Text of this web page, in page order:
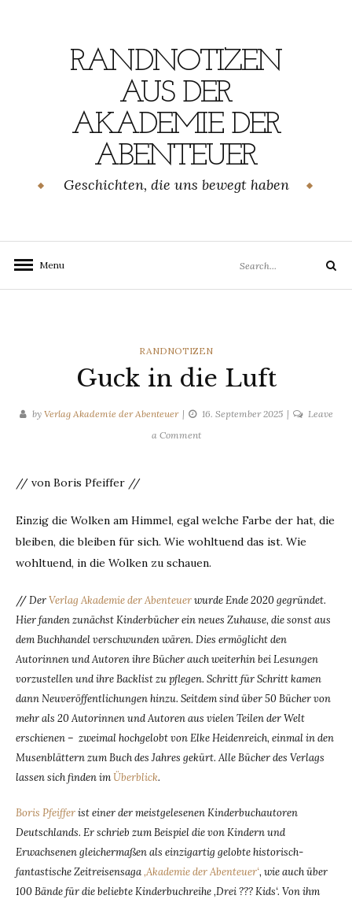
RANDNOTIZEN
AUS DER
AKADEMIE DER
ABENTEUER
Geschichten, die uns bewegt haben
Menu
for:
Search
CATEGORIES
RANDNOTIZEN
Guck in die Luft
by Verlag Akademie der Abenteuer 16. September 2025
Leave
a Commenton
// von Boris Pfeiffer //
Einzig die Wolken am Himmel, egal welche Farbe der hat, die
bleiben, die bleiben für sich. Wie wohltuend das ist. Wie
wohltuend, in die Wolken zu schauen.
//DerVerlag Akademie der Abenteuerwurde Ende 2020 gegründet.
Hier fanden zunächst Kinderbücher ein neues Zuhause, die sonst aus
dem Buchhandel verschwunden wären. Dies ermöglicht den
Autorinnen und Autoren ihre Bücher auch weiterhin bei Lesungen
vorzustellen und ihre Backlist zu pflegen. Schritt für Schritt kamen
dann Neuveröffentlichungen hinzu. Seitdem sind über 50 Bücher von
mehr als 20 Autorinnen und Autoren aus vielen Teilen der Welt
erschienen – zweimal hochgelobt von Elke Heidenreich, einmal in den
Musenblättern zum Buch des Jahres gekürt. Alle Bücher des Verlags
lassen sich finden imÜberblick.
Boris Pfeifferist einer der meistgelesenen Kinderbuchautoren
Deutschlands. Er schrieb zum Beispiel die von Kindern und
Erwachsenen gleichermaßen als einzigartig gelobte historisch-
fantastische Zeitreisensaga‚Akademie der Abenteuer‘, wie auch über
100 Bände für die beliebte Kinderbuchreihe ‚Drei ??? Kids‘. Von ihm